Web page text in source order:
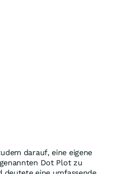
darauf, eine eigene
Dot Plot zu